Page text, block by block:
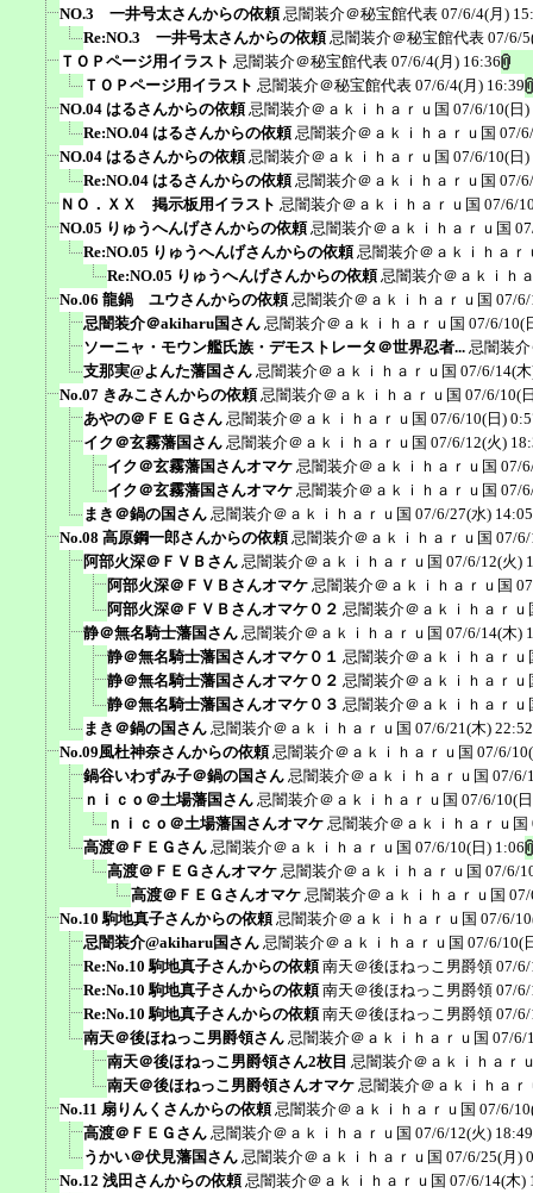
NO.3 一井号太さんからの依頼 忌闇装介＠秘宝館代表 07/6/4(月)
Re:NO.3 一井号太さんからの依頼 忌闇装介＠秘宝館代表 07/6/
ＴＯＰページ用イラスト 忌闇装介＠秘宝館代表 07/6/4(月) 16:36
ＴＯＰページ用イラスト 忌闇装介＠秘宝館代表 07/6/4(月) 16:39
NO.04 はるさんからの依頼 忌闇装介＠ａｋｉｈａｒｕ国 07/6/10(日)
Re:NO.04 はるさんからの依頼 忌闇装介＠ａｋｉｈａｒｕ国 07/
NO.04 はるさんからの依頼 忌闇装介＠ａｋｉｈａｒｕ国 07/6/10(日)
Re:NO.04 はるさんからの依頼 忌闇装介＠ａｋｉｈａｒｕ国 07/
ＮＯ．ＸＸ 掲示板用イラスト 忌闇装介＠ａｋｉｈａｒｕ国 07/6/
NO.05 りゅうへんげさんからの依頼 忌闇装介＠ａｋｉｈａｒｕ国
Re:NO.05 りゅうへんげさんからの依頼 忌闇装介＠ａｋｉｈａｒ
Re:NO.05 りゅうへんげさんからの依頼 忌闇装介＠ａｋｉｈ
No.06 龍鍋 ユウさんからの依頼 忌闇装介＠ａｋｉｈａｒｕ国 07/
忌闇装介＠akiharu国さん 忌闇装介＠ａｋｉｈａｒｕ国 07/6/10(
ソーニャ・モウン艦氏族・デモストレータ＠世界忍者... 忌闇装
支那実@よんた藩国さん 忌闇装介＠ａｋｉｈａｒｕ国 07/6/14(
No.07 きみこさんからの依頼 忌闇装介＠ａｋｉｈａｒｕ国 07/6/10(
あやの＠ＦＥＧさん 忌闇装介＠ａｋｉｈａｒｕ国 07/6/10(日)
イク＠玄霧藩国さん 忌闇装介＠ａｋｉｈａｒｕ国 07/6/12(火)
イク＠玄霧藩国さんオマケ 忌闇装介＠ａｋｉｈａｒｕ国 07/
イク＠玄霧藩国さんオマケ 忌闇装介＠ａｋｉｈａｒｕ国 07/
まき＠鍋の国さん 忌闇装介＠ａｋｉｈａｒｕ国 07/6/27(水) 14:05
No.08 高原鋼一郎さんからの依頼 忌闇装介＠ａｋｉｈａｒｕ国 07/
阿部火深＠ＦＶＢさん 忌闇装介＠ａｋｉｈａｒｕ国 07/6/12(火)
阿部火深＠ＦＶＢさんオマケ 忌闇装介＠ａｋｉｈａｒｕ国
阿部火深＠ＦＶＢさんオマケ０２ 忌闇装介＠ａｋｉｈａｒｕ
静＠無名騎士藩国さん 忌闇装介＠ａｋｉｈａｒｕ国 07/6/14(木)
静＠無名騎士藩国さんオマケ０１ 忌闇装介＠ａｋｉｈａｒｕ
静＠無名騎士藩国さんオマケ０２ 忌闇装介＠ａｋｉｈａｒｕ
静＠無名騎士藩国さんオマケ０３ 忌闇装介＠ａｋｉｈａｒｕ
まき＠鍋の国さん 忌闇装介＠ａｋｉｈａｒｕ国 07/6/21(木) 22:52
No.09風杜神奈さんからの依頼 忌闇装介＠ａｋｉｈａｒｕ国 07/6/
鍋谷いわずみ子＠鍋の国さん 忌闇装介＠ａｋｉｈａｒｕ国 07/6/
ｎｉｃｏ＠土場藩国さん 忌闇装介＠ａｋｉｈａｒｕ国 07/6/10(
ｎｉｃｏ＠土場藩国さんオマケ 忌闇装介＠ａｋｉｈａｒｕ国
高渡＠ＦＥＧさん 忌闇装介＠ａｋｉｈａｒｕ国 07/6/10(日) 1:06
高渡＠ＦＥＧさんオマケ 忌闇装介＠ａｋｉｈａｒｕ国 07/6/
高渡＠ＦＥＧさんオマケ 忌闇装介＠ａｋｉｈａｒｕ国
No.10 駒地真子さんからの依頼 忌闇装介＠ａｋｉｈａｒｕ国 07/6/
忌闇装介@akiharu国さん 忌闇装介＠ａｋｉｈａｒｕ国 07/6/10(
Re:No.10 駒地真子さんからの依頼 南天＠後ほねっこ男爵領 07/
Re:No.10 駒地真子さんからの依頼 南天＠後ほねっこ男爵領 07/
Re:No.10 駒地真子さんからの依頼 南天＠後ほねっこ男爵領 07/
南天＠後ほねっこ男爵領さん 忌闇装介＠ａｋｉｈａｒｕ国 07/6/
南天＠後ほねっこ男爵領さん2枚目 忌闇装介＠ａｋｉｈａｒ
南天＠後ほねっこ男爵領さんオマケ 忌闇装介＠ａｋｉｈａｒ
No.11 扇りんくさんからの依頼 忌闇装介＠ａｋｉｈａｒｕ国 07/6/
高渡＠ＦＥＧさん 忌闇装介＠ａｋｉｈａｒｕ国 07/6/12(火) 18:49
うかい＠伏見藩国さん 忌闇装介＠ａｋｉｈａｒｕ国 07/6/25(月)
No.12 浅田さんからの依頼 忌闇装介＠ａｋｉｈａｒｕ国 07/6/14(木)